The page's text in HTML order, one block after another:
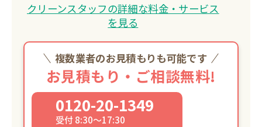
クリーンスタッフの詳細な料金・サービス
を見る
複数業者のお見積もりも可能です
お見積もり・ご相談無料!
0120-20-1349
受付 8:30～17:30